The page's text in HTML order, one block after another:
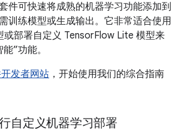
件可快速将成熟的机器学习功能添加到
训练模型或生成输出。它非常适合使用
或部署自定义 TensorFlow Lite 模型来
”功能。
发者网站 ，开始使用我们的综合指南
自定义机器学习部署